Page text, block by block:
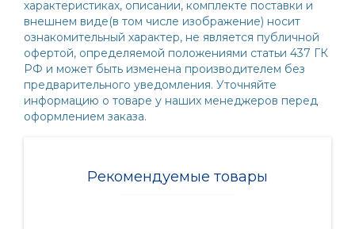
характеристиках, описании, комплекте поставки и
внешнем виде(в том числе изображение) носит
ознакомительный характер, не является публичной
офертой, определяемой положениями статьи 437 ГК
РФ и может быть изменена производителем без
предварительного уведомления. Уточняйте
информацию о товаре у наших менеджеров перед
оформлением заказа.
Рекомендуемые товары